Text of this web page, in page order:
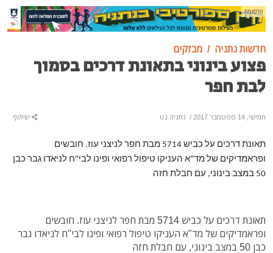
פרסומת
חדשות נתניה מבזקים
פצוע בינוני בתאונת דרכים בסמוך
לבת חפר
חמישי, 14 ספטמבר 2017 / נתניה נט שיתוף
תאונת דרכים על כביש 5714 מבת חפר לניצני עוז. חובשים
ופראמדיקים של מד"א העניקו טיפול רפואי ופינו לבי"ח לניאדו גבר כבן
50 במצב בינוני, עם חבלת חזה
תאונת דרכים על כביש 5714 מבת חפר לניצני עוז. חובשים
ופראמדיקים של מד"א העניקו טיפול רפואי ופינו לבי"ח לניאדו גבר
כבן 50 במצב בינוני, עם חבלת חזה